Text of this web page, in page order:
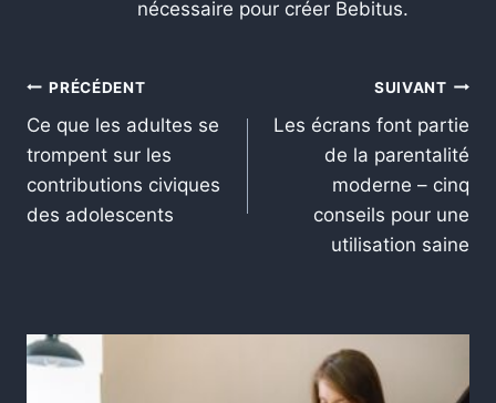
nécessaire pour créer Bebitus.
PRÉCÉDENT
Ce que les adultes se
trompent sur les
contributions civiques
des adolescents
SUIVANT
Les écrans font partie
de la parentalité
moderne – cinq
conseils pour une
utilisation saine